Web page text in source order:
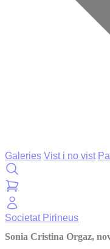
Galeries Vist i no vist
Societat Pirineus
Sonia Cristina Orgaz,